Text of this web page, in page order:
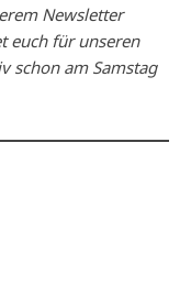
Newsletter
euch für unseren
schon am Samstag